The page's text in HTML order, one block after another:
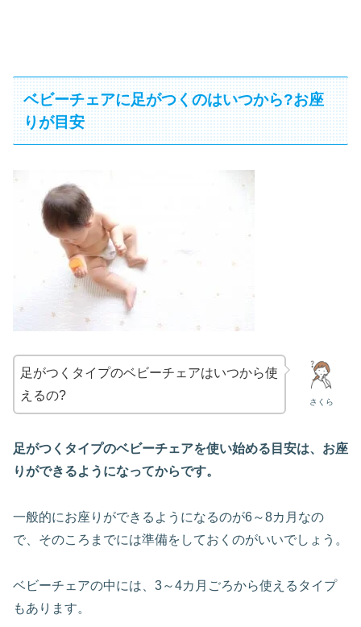
ベビーチェアに足がつくのはいつから?お座
りが目安
さくら
足がつくタイプのベビーチェアはいつから使
えるの?
足がつくタイプのベビーチェアを使い始める目安は、お座
りができるようになってからです。
一般的にお座りができるようになるのが6～8カ月なの
で、そのころまでには準備をしておくのがいいでしょう。
ベビーチェアの中には、3～4カ月ごろから使えるタイプ
もあります。